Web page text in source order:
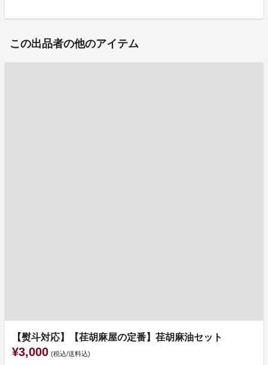
この出品者の他のアイテム
【熨斗対応】【荏胡麻屋の定番】荏胡麻油セット
¥3,000 (税込/送料込)